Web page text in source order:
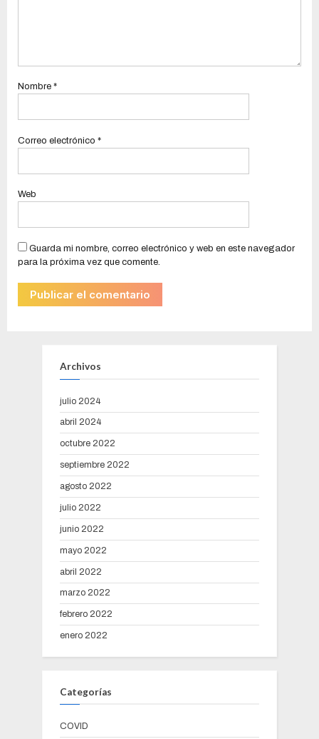
Nombre *
Correo electrónico *
Web
Guarda mi nombre, correo electrónico y web en este navegador
para la próxima vez que comente.
Archivos
julio 2024
abril 2024
octubre 2022
septiembre 2022
agosto 2022
julio 2022
junio 2022
mayo 2022
abril 2022
marzo 2022
febrero 2022
enero 2022
Categorías
COVID